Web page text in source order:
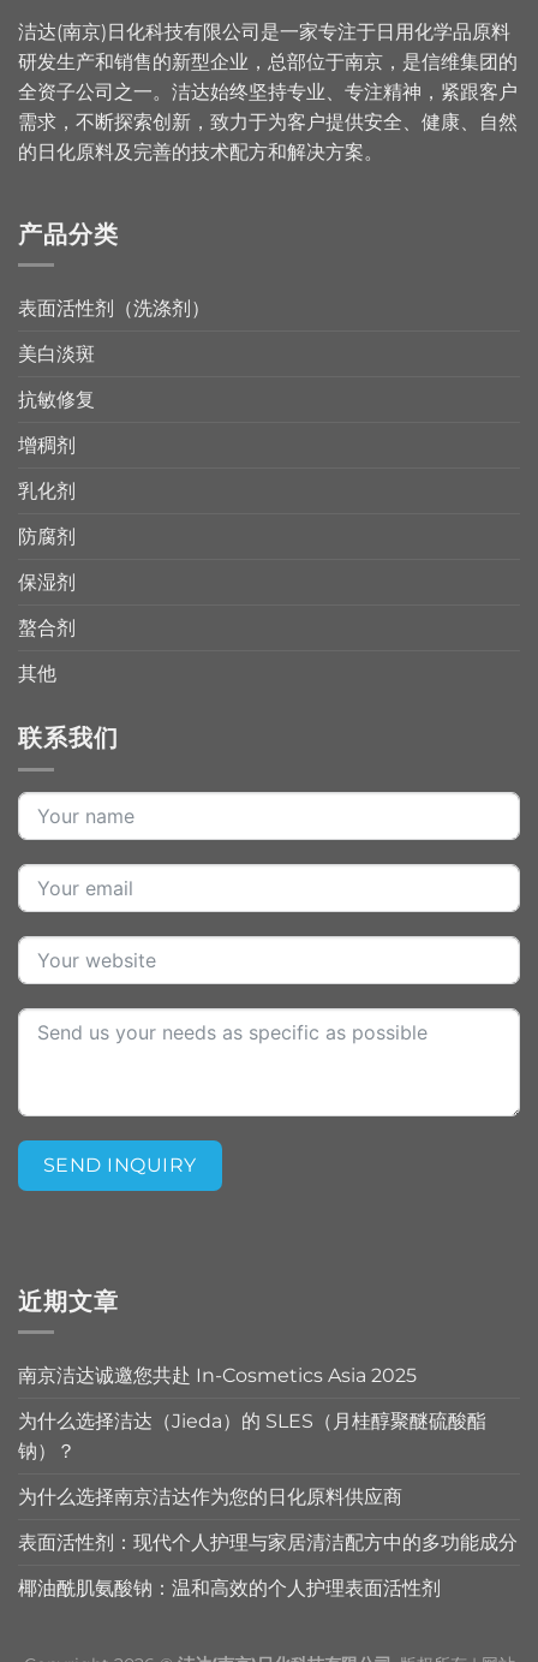
洁达(南京)日化科技有限公司是一家专注于日用化学品原料
研发生产和销售的新型企业，总部位于南京，是信维集团的
全资子公司之一。洁达始终坚持专业、专注精神，紧跟客户
需求，不断探索创新，致力于为客户提供安全、健康、自然
的日化原料及完善的技术配方和解决方案。
产品分类
表面活性剂（洗涤剂）
美白淡斑
抗敏修复
增稠剂
乳化剂
防腐剂
保湿剂
螯合剂
其他
联系我们
SEND INQUIRY
近期文章
南京洁达诚邀您共赴 In-Cosmetics Asia 2025
为什么选择洁达（Jieda）的 SLES（月桂醇聚醚硫酸酯
钠）？
为什么选择南京洁达作为您的日化原料供应商
表面活性剂：现代个人护理与家居清洁配方中的多功能成分
椰油酰肌氨酸钠：温和高效的个人护理表面活性剂